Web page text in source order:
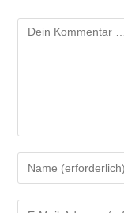
Kommentar
deinen
Namen